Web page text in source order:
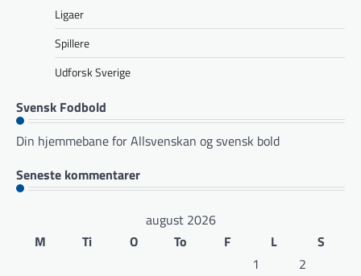
Ligaer
Spillere
Udforsk Sverige
Svensk Fodbold
Din hjemmebane for Allsvenskan og svensk bold
Seneste kommentarer
august 2026
M
Ti O To F L
S
1
2